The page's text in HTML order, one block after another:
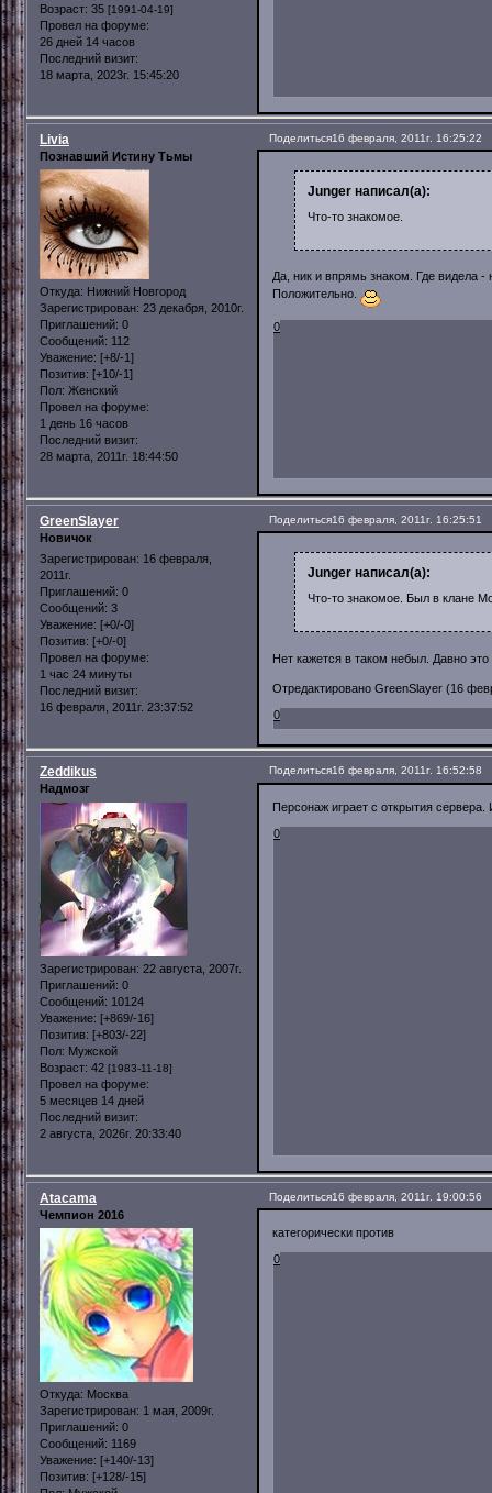
Возраст: 35 [1991-04-19]
Провел на форуме:
26 дней 14 часов
Последний визит:
18 марта, 2023г. 15:45:20
Поделиться16 февраля, 2011г. 16:25:22
Livia
Познавший Истину Тьмы
Откуда: Нижний Новгород
Зарегистрирован: 23 декабря, 2010г.
Приглашений: 0
Сообщений: 112
Уважение: [+8/-1]
Позитив: [+10/-1]
Пол: Женский
Провел на форуме:
1 день 16 часов
Последний визит:
28 марта, 2011г. 18:44:50
Junger написал(а):
Что-то знакомое.
Да, ник и впрямь знаком. Где видела
Положительно.
0
Поделиться16 февраля, 2011г. 16:25:51
GreenSlayer
Новичок
Зарегистрирован: 16 февраля,
2011г.
Приглашений: 0
Сообщений: 3
Уважение: [+0/-0]
Позитив: [+0/-0]
Провел на форуме:
1 час 24 минуты
Последний визит:
16 февраля, 2011г. 23:37:52
Junger написал(а):
Что-то знакомое. Был в клане
Нет кажется в таком небыл. Давно
Отредактировано GreenSlayer (16
0
Поделиться16 февраля, 2011г. 16:52:58
Zeddikus
Надмозг
Зарегистрирован: 22 августа, 2007г.
Приглашений: 0
Сообщений: 10124
Уважение: [+869/-16]
Позитив: [+803/-22]
Пол: Мужской
Возраст: 42 [1983-11-18]
Провел на форуме:
5 месяцев 14 дней
Последний визит:
2 августа, 2026г. 20:33:40
Персонаж играет с открытия
0
Поделиться16 февраля, 2011г. 19:00:56
Atacama
Чемпион 2016
Откуда: Москва
Зарегистрирован: 1 мая, 2009г.
Приглашений: 0
Сообщений: 1169
Уважение: [+140/-13]
Позитив: [+128/-15]
категорически против
0